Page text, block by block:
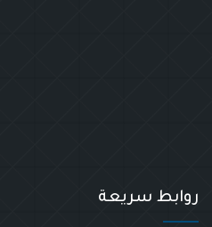
روابط سريعة